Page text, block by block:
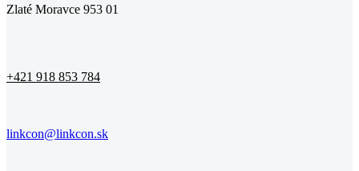
Zlaté Moravce 953 01
+421 918 853 784
linkcon@linkcon.sk